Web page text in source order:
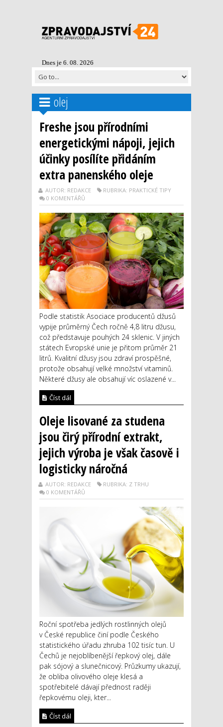
Dnes je 6. 08. 2026
olej
Freshe jsou přírodními
energetickými nápoji, jejich
účinky posílíte přidáním
extra panenského oleje
AUTOR: REDAKCE
RUBRIKA: PRAKTICKÉ TIPY
0 KOMENTÁŘŮ
Podle statistik Asociace producentů džusů
vypije průměrný Čech ročně 4,8 litru džusu,
což představuje pouhých 24 sklenic. V jiných
státech Evropské unie je přitom průměr 21
litrů. Kvalitní džusy jsou zdraví prospěšné,
protože obsahují velké množství vitaminů.
Některé džusy ale obsahují víc oslazené v...
Číst dál
Oleje lisované za studena
jsou čirý přírodní extrakt,
jejich výroba je však časově i
logisticky náročná
AUTOR: REDAKCE
RUBRIKA: Z TRHU
0 KOMENTÁŘŮ
Roční spotřeba jedlých rostlinných olejů
v České republice činí podle Českého
statistického úřadu zhruba 102 tisíc tun. U
Čechů je nejoblíbenější řepkový olej, dále
pak sójový a slunečnicový. Průzkumy ukazují,
že obliba olivového oleje klesá a
spotřebitelé dávají přednost raději
řepkovému oleji, kter...
Číst dál